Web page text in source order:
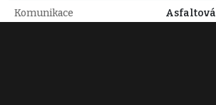
Komunikace Asfaltová